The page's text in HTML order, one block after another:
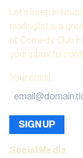
Let’s keep in
mailinglist is a
at Comedy Club
your inbox to
Your email :
SIGN UP
Social Media